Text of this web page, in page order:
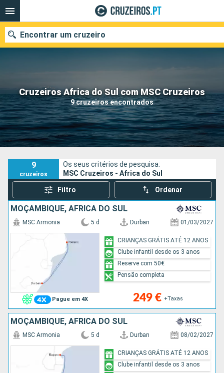
Cruzeiros Africa do Sul com MSC Cruzeiros
9 cruzeiros encontrados
Encontrar um cruzeiro
Quando ir?
Data de partida
Portos Companhias
Pesquisar
9
cruzeiros
Os seus critérios de pesquisa:
MSC Cruzeiros - Africa do Sul
Filtro Ordenar
MOÇAMBIQUE, AFRICA DO SUL
Pague em 4X
MSC Armonia 5 d Durban 01/03/2027
249 € +Taxas
CRIANÇAS GRÁTIS ATÉ 12 ANOS
Clube infantil desde os 3 anos
Reserve com 50€
Pensão completa
MOÇAMBIQUE, AFRICA DO SUL
MSC Armonia 5 d Durban 08/02/2027
CRIANÇAS GRÁTIS ATÉ 12 ANOS
Clube infantil desde os 3 anos